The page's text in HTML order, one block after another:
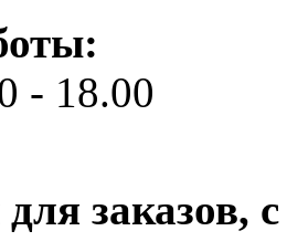
- 18.00
заказов,